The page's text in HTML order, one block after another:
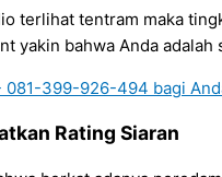
terlihat tentram maka
yakin bahwa Anda adalah
Rating Siaran